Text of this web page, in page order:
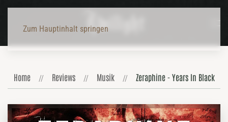
Zum Hauptinhalt springen
Home Reviews Musik Zeraphine - Years In Black